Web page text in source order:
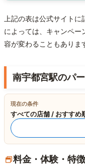
上記の表は公式サイトに
によっては、キャンペー
容が変わることもありま
南宇都宮駅のパ
現在の条件
すべての店舗 / おすすめ
料金・体験・特